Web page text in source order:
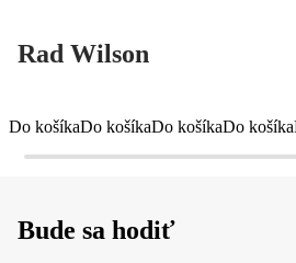
Rad Wilson
Do košíkaDo košíkaDo košíkaDo košíka
Bude sa hodiť